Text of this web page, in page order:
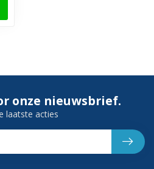
onze nieuwsbrief.
laatste acties